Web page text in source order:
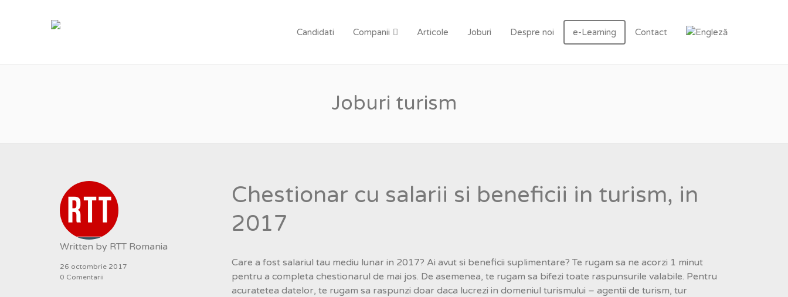
RTT ROMANIA
Candidati Companii Articole Joburi Despre noi e-Learning Contact
Joburi turism
Written by RTT Romania
26 octombrie 2017
0 Comentarii
Chestionar cu salarii si beneficii in turism, in
2017
Care a fost salariul tau mediu lunar in 2017? Ai avut si beneficii suplimentare? Te rugam sa ne acorzi 1 minut
pentru a completa chestionarul de mai jos. De asemenea, te rugam sa bifezi toate raspunsurile valabile. Pentru
acuratetea datelor, te rugam sa raspunzi doar daca lucrezi in domeniul turismului – agentii de turism, tur